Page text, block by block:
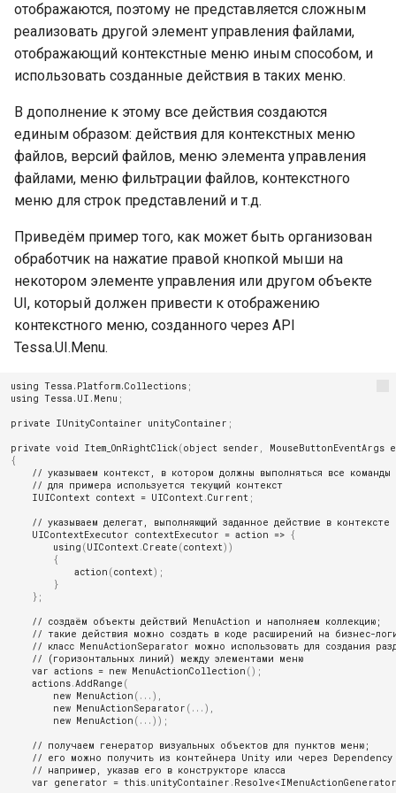
g
e
a
r
c
h
Создание файлов по
Работа с заданиями
Работа с шаблонами
Мобильное согласование и
завершение задач
Работа с обсуждениями
Фильтрация данных
Настройка замещений
Описание типового решения
Регистрация документов
совещаний
Типовой процесс
задач
Ознакомление с
решении
Справочник контрагентов
Мобильное приложение
приложениями
Настройки типового
Шаблоны файлов и
плейсхолдеры
Уведомления
Виртуальные файлы
Форматирование дат и
Маршруты документов
Настройки электронной
подписи
Р7-Офис / OnlyOffice
Настройки сервера
Обработка фоновых
фоновых изображений
Функциональные роли
Умные роли
Работа со справочниками
Настройка почтовых
уведомлений и мобильного
согласования
Инсталлятор Tessa
Настройки сервера
Расширенные настройки
сервера
Поиск по сообщениям в
Обсуждениях
TESSA на этом же сервере
приложений
Настройка production
Локальная установка без
настройки IIS
Возможные проблемы
Enterprise / OpenSUSE
Установка на ОС Альт
платформы
Автоматизация скриптов
установки и обновления
Настройка Unix-сокетов и
нескольких рабочих
Запуск desktop-приложений
TESSA на Linux с
использованием Wine
Часто решаемые задачи
Версия 3.6 (06.06.2021)
Завершение настройки
карточки
Типовое решение
Дашборд
Темы
Playground
Описание действий из группы
"Маршруты"
API скриптов
Примеры
Импорт процесса BPMN
Пример 7. Протокол заседания
отображаются, поэтому не представляется сложным
реализовать другой элемент управления файлами,
отображающий контекстные меню иным способом, и
использовать созданные действия в таких меню.
В дополнение к этому все действия создаются
единым образом: действия для контекстных меню
файлов, версий файлов, меню элемента управления
файлами, меню фильтрации файлов, контекстного
меню для строк представлений и т.д.
Приведём пример того, как может быть организован
обработчик на нажатие правой кнопкой мыши на
некотором элементе управления или другом объекте
UI, который должен привести к отображению
контекстного меню, созданного через API
Tessa.UI.Menu.
using Tessa.Platform.Collections ;
using Tessa.UI.Menu ;
private IUnityContainer unityContainer ;
private void Item_OnRightClick(object sender , MouseButtonEventArgs e
{
// указываем контекст, в котором должны выполняться все команды
// для примера используется текущий контекст
IUIContext context = UIContext.Current ;
// указываем делегат, выполняющий заданное действие в контексте
UIContextExecutor contextExecutor = action => {
using (UIContext.Create (context))
{
action (context);
}
};
// создаём объекты действий MenuAction и наполняем коллекцию;
// такие действия можно создать в коде расширений на бизнес-
// класс MenuActionSeparator можно использовать для создания
// (горизонтальных линий) между элементами меню
var actions = new MenuActionCollection ();
actions.AddRange (
new MenuAction (...),
new MenuActionSeparator (...),
new MenuAction (...));
// получаем генератор визуальных объектов для пунктов меню;
// его можно получить из контейнера Unity или через
// например, указав его в конструкторе класса
var generator = this. unityContainer . Resolve<IMenuActionGenerator